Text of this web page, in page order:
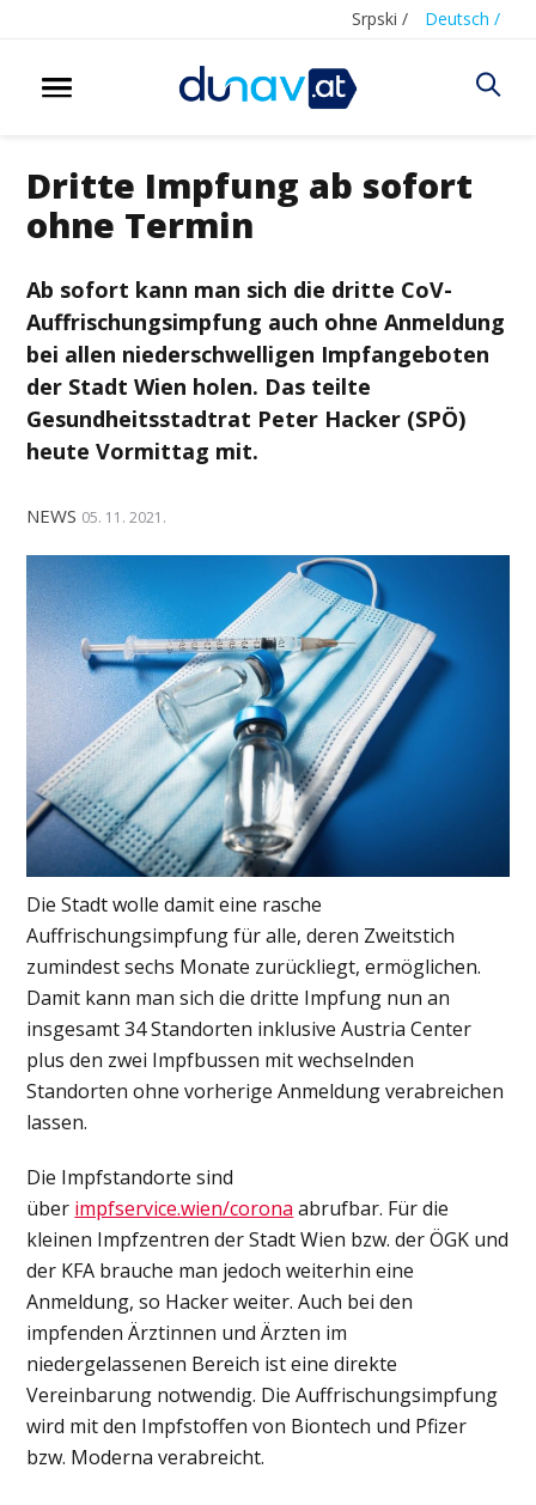
Srpski / Deutsch /
Dritte Impfung ab sofort
ohne Termin
Ab sofort kann man sich die dritte CoV-
Auffrischungsimpfung auch ohne Anmeldung
bei allen niederschwelligen Impfangeboten
der Stadt Wien holen. Das teilte
Gesundheitsstadtrat Peter Hacker (SPÖ)
heute Vormittag mit.
NEWS 05. 11. 2021.
Die Stadt wolle damit eine rasche
Auffrischungsimpfung für alle, deren Zweitstich
zumindest sechs Monate zurückliegt, ermöglichen.
Damit kann man sich die dritte Impfung nun an
insgesamt 34 Standorten inklusive Austria Center
plus den zwei Impfbussen mit wechselnden
Standorten ohne vorherige Anmeldung verabreichen
lassen.
Die Impfstandorte sind
über impfservice.wien/corona abrufbar. Für die
kleinen Impfzentren der Stadt Wien bzw. der ÖGK und
der KFA brauche man jedoch weiterhin eine
Anmeldung, so Hacker weiter. Auch bei den
impfenden Ärztinnen und Ärzten im
niedergelassenen Bereich ist eine direkte
Vereinbarung notwendig. Die Auffrischungsimpfung
wird mit den Impfstoffen von Biontech und Pfizer
bzw. Moderna verabreicht.